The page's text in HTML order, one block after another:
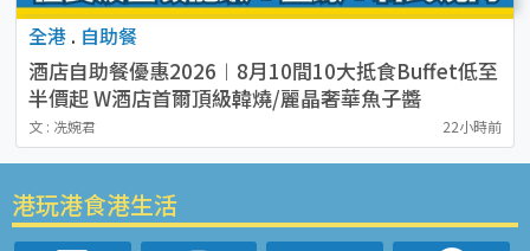
全港 . 自助餐
酒店自助餐優惠2026︱8月10間10大抵食Buffet低至
半價起 W酒店首爾頂級韓燒/麗晶奢華魚子醬
文 : 冼婉君 22小時前
港玩港食港生活